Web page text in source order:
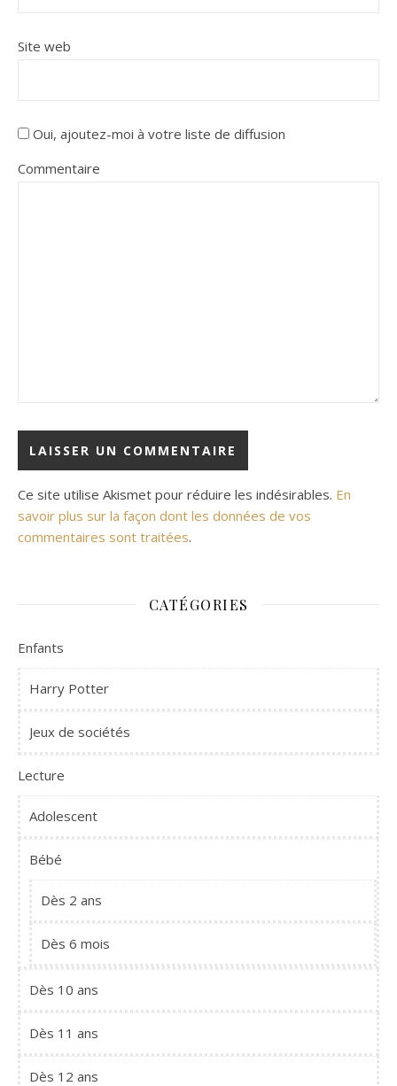
Site web
Oui, ajoutez-moi à votre liste de diffusion
Commentaire
Ce site utilise Akismet pour réduire les indésirables. En
savoir plus sur la façon dont les données de vos
commentaires sont traitées.
CATÉGORIES
Enfants
Harry Potter
Jeux de sociétés
Lecture
Adolescent
Bébé
Dès 2 ans
Dès 6 mois
Dès 10 ans
Dès 11 ans
Dès 12 ans